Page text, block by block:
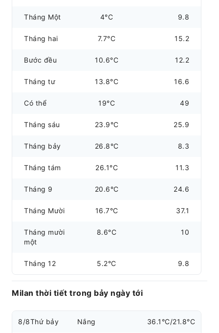
Tháng Một 4°C 9.8
Tháng hai 7.7°C 15.2
Bước đều 10.6°C 12.2
Tháng tư 13.8°C 16.6
Có thể 19°C 49
Tháng sáu 23.9°C 25.9
Tháng bảy 26.8°C 8.3
Tháng tám 26.1°C 11.3
Tháng 9 20.6°C 24.6
Tháng Mười 16.7°C 37.1
Tháng mười
một
8.6°C 10
Tháng 12 5.2°C 9.8
Milan thời tiết trong bảy ngày tới
8/8Thứ bảy Nắng 36.1°C/21.8°C